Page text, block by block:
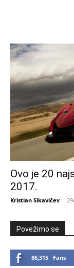
Ovo je 20
2017.
Kristian Sikavičev -
Povežimo se
86,315 Fans